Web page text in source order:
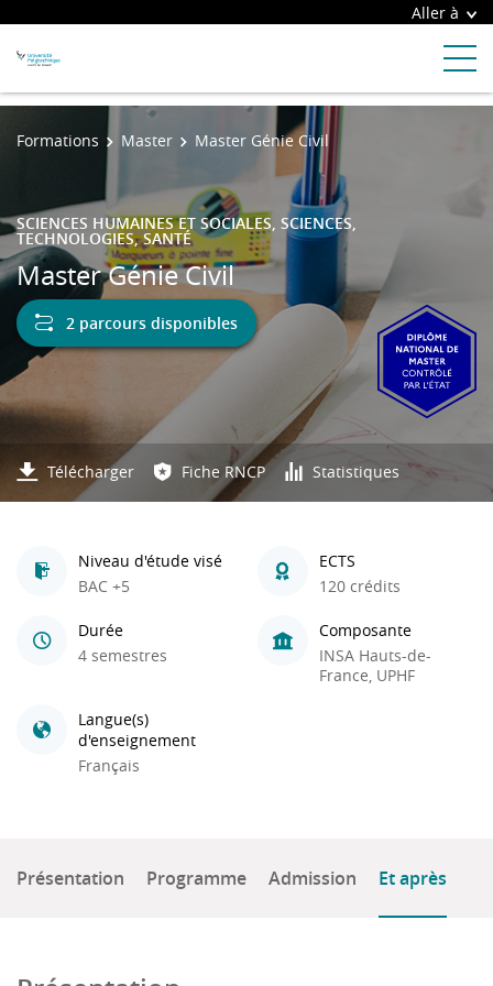
Aller à
Formations Master Master Génie Civil
SCIENCES HUMAINES ET SOCIALES, SCIENCES,
TECHNOLOGIES, SANTÉ
Master Génie Civil
2 parcours disponibles
Télécharger Fiche RNCP Statistiques
Niveau d'étude visé
BAC +5
ECTS
120 crédits
Durée
4 semestres
Composante
INSA Hauts-de-
France, UPHF
Langue(s)
d'enseignement
Français
Présentation Programme Admission Et après